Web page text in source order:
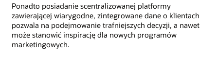
Ponadto posiadanie scentralizowanej platformy
zawierającej wiarygodne, zintegrowane dane o klientach
pozwala na podejmowanie trafniejszych decyzji, a nawet
może stanowić inspirację dla nowych programów
marketingowych.